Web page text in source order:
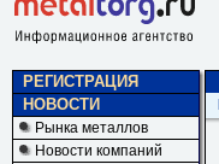
РЕГИСТРАЦИЯ
НОВОСТИ
Рынка металлов
Новости компаний